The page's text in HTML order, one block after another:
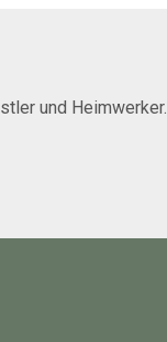
und Heimwerker.